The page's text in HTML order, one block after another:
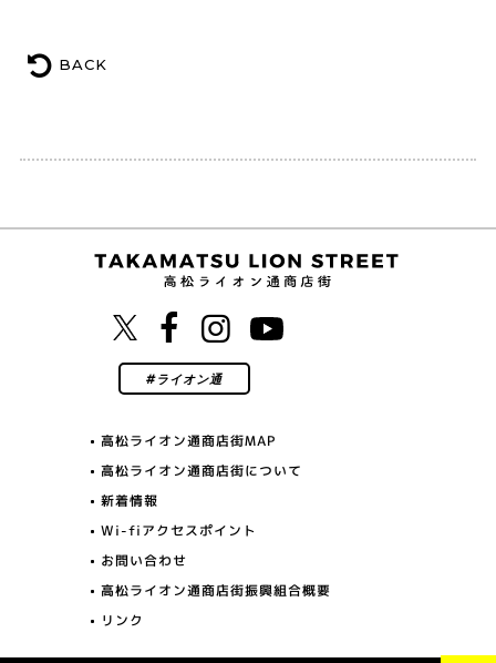
BACK
高松ライオン通商店街MAP
高松ライオン通商店街について
新着情報
Wi-fiアクセスポイント
お問い合わせ
高松ライオン通商店街振興組合概要
リンク